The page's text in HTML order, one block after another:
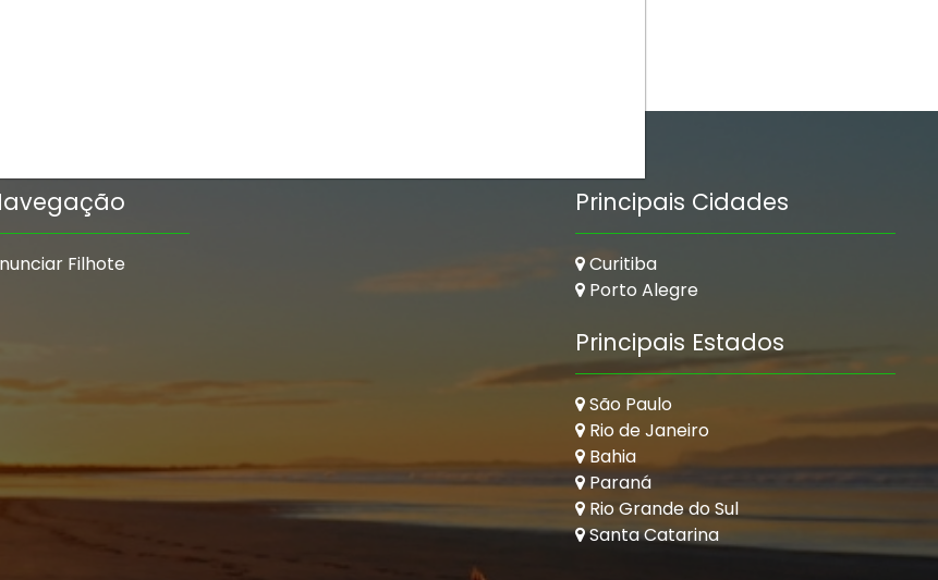
Filhote
Principais Cidades
Curitiba
Porto Alegre
Principais Estados
São Paulo
Rio de Janeiro
Bahia
Paraná
Rio Grande do Sul
Santa Catarina